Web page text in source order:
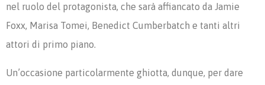
nel ruolo del protagonista, che sarà affiancato da Jamie
Foxx, Marisa Tomei, Benedict Cumberbatch e tanti altri
attori di primo piano.
Un’occasione particolarmente ghiotta, dunque, per dare